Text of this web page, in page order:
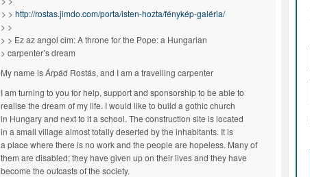
> > http://rostas.jimdo.com/porta/isten-hozta/fénykép-galéria/
> >
> > Ez az angol cim: A throne for the Pope: a Hungarian
> carpenter’s dream
My name is Árpád Rostás, and I am a travelling carpenter
I am turning to you for help, support and sponsorship to be able to
realise the dream of my life. I would like to build a gothic church
in Hungary and next to it a school. The construction site is located
in a small village almost totally deserted by the inhabitants. It is
a place where there is no work and the people are hopeless. Many of
them are disabled; they have given up on their lives and they have
become the outcasts of the society.